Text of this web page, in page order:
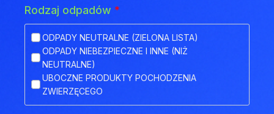
NACZEPA HAKOWA Z PRZYCZEPĄ
NACZEPA IZOTERMA
NACZEPA KŁONICOWA
NACZEPA KONTENEROWA
NACZEPA MEGA (NISKOPODWOZIOWA)
NACZEPA NISKOPODWOZIOWA
NACZEPA NISKOPODWOZIOWA Z OBNIŻONYM
POKŁADEM
Rodzaj odpadów *
ODPADY NEUTRALNE (ZIELONA LISTA)
ODPADY NIEBEZPIECZNE I INNE (NIŻ
NEUTRALNE)
UBOCZNE PRODUKTY POCHODZENIA
ZWIERZĘCEGO